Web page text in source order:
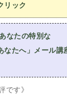
リック
なたの特別な
なたへ」メール講
です》